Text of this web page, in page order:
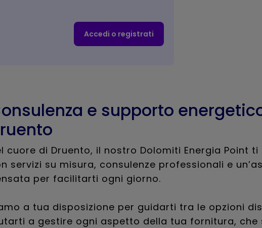
Accedi o registrati
e supporto
cuore di Druento, il nostro Dolomiti Energia Point
servizi su misura, consulenze professionali e
per facilitarti ogni giorno.
a tua disposizione per guidarti tra le opzioni
a gestire ogni aspetto della tua fornitura,